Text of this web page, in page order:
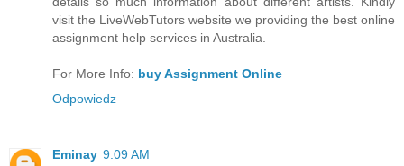
visit the LiveWebTutors website we providing the best online
assignment help services in Australia.
For More Info: buy Assignment Online
Odpowiedz
Eminay 9:09 AM